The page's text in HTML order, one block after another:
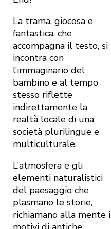
La trama, giocosa e
fantastica, che
accompagna il testo, si
incontra con
l’immaginario del
bambino e al tempo
stesso riflette
indirettamente la
realtà locale di una
società plurilingue e
multiculturale.
L’atmosfera e gli
elementi naturalistici
del paesaggio che
plasmano le storie,
richiamano alla mente i